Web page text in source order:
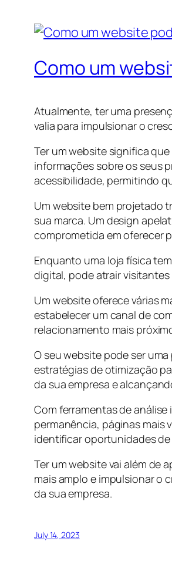
Como um
Atualmente, ter uma
valia para impulsionar o
Ter um website significa
informações sobre os seus
acessibilidade, permitindo
Um website bem projetado
sua marca. Um design
comprometida em oferecer
Enquanto uma loja física
digital, pode atrair
Um website oferece várias
estabelecer um canal de
relacionamento mais
O seu website pode ser
estratégias de otimização
da sua empresa e
Com ferramentas de
permanência, páginas mais
identificar oportunidades
Ter um website vai além de
mais amplo e impulsionar o
da sua empresa.
July 14, 2023